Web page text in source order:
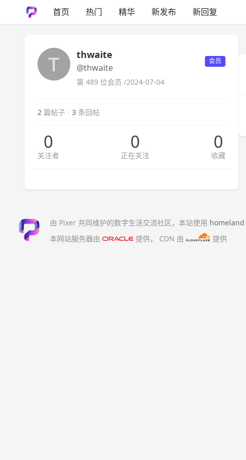
首页 热门 精华 新发布 新回复
thwaite
@thwaite
会员
第 489 位会员 /2024-07-04
2 篇帖子 / 3 条回帖
0
关注者
0
正在关注
0
收藏
由 Pixer 共同维护的数字生活交流社区，本站使用 homeland
本网站服务器由
提供， CDN 由 提供